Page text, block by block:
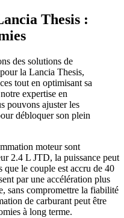
Thesis :
des solutions de
la Lancia Thesis,
tout en optimisant sa
expertise en
pouvons ajuster les
débloquer son plein
moteur sont
2.4 L JTD, la puissance peut
que le couple est accru de 40
par une accélération plus
sans compromettre la fiabilité
de carburant peut être
à long terme.